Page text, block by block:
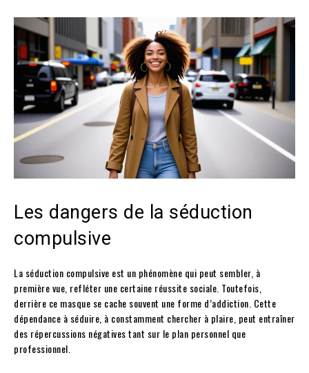
Les dangers de la séduction
compulsive
La séduction compulsive est un phénomène qui peut sembler, à
première vue, refléter une certaine réussite sociale. Toutefois,
derrière ce masque se cache souvent une forme d’addiction. Cette
dépendance à séduire, à constamment chercher à plaire, peut entraîner
des répercussions négatives tant sur le plan personnel que
professionnel.